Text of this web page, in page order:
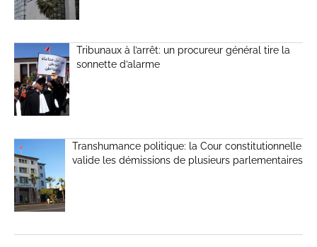
Tribunaux à l’arrêt: un procureur général tire la
sonnette d’alarme
Transhumance politique: la Cour constitutionnelle
valide les démissions de plusieurs parlementaires